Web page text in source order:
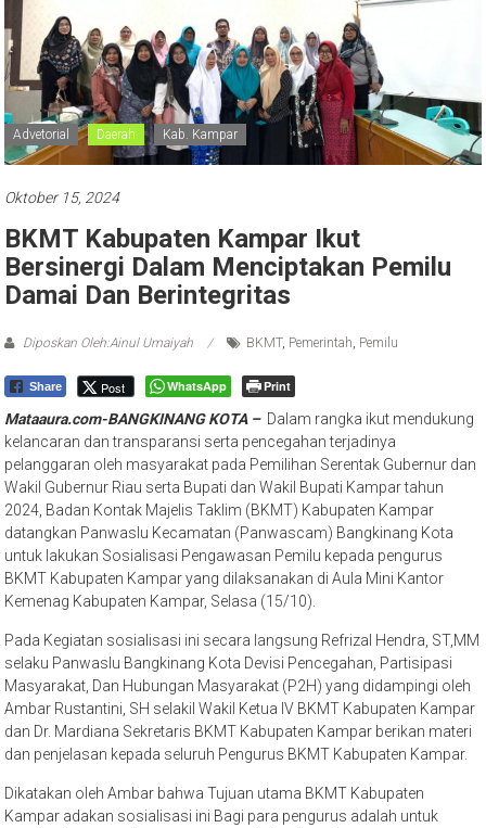
Advetorial Daerah Kab. Kampar
Oktober 15, 2024
BKMT Kabupaten Kampar Ikut
Bersinergi Dalam Menciptakan Pemilu
Damai Dan Berintegritas
Diposkan Oleh:Ainul Umaiyah BKMT, Pemerintah Pemilu
Share Post WhatsApp Print
Mataaura.com-BANGKINANG KOTA – Dalam rangka ikut mendukung
kelancaran dan transparansi serta pencegahan terjadinya
pelanggaran oleh masyarakat pada Pemilihan Serentak Gubernur dan
Wakil Gubernur Riau serta Bupati dan Wakil Bupati Kampar tahun
2024, Badan Kontak Majelis Taklim (BKMT) Kabupaten Kampar
datangkan Panwaslu Kecamatan (Panwascam) Bangkinang Kota
untuk lakukan Sosialisasi Pengawasan Pemilu kepada pengurus
BKMT Kabupaten Kampar yang dilaksanakan di Aula Mini Kantor
Kemenag Kabupaten Kampar, Selasa (15/10).
Pada Kegiatan sosialisasi ini secara langsung Refrizal Hendra, ST,MM
selaku Panwaslu Bangkinang Kota Devisi Pencegahan, Partisipasi
Masyarakat, Dan Hubungan Masyarakat (P2H) yang didampingi oleh
Ambar Rustantini, SH selakil Wakil Ketua IV BKMT Kabupaten Kampar
dan Dr. Mardiana Sekretaris BKMT Kabupaten Kampar berikan materi
dan penjelasan kepada seluruh Pengurus BKMT Kabupaten Kampar.
Dikatakan oleh Ambar bahwa Tujuan utama BKMT Kabupaten
Kampar adakan sosialisasi ini Bagi para pengurus adalah untuk